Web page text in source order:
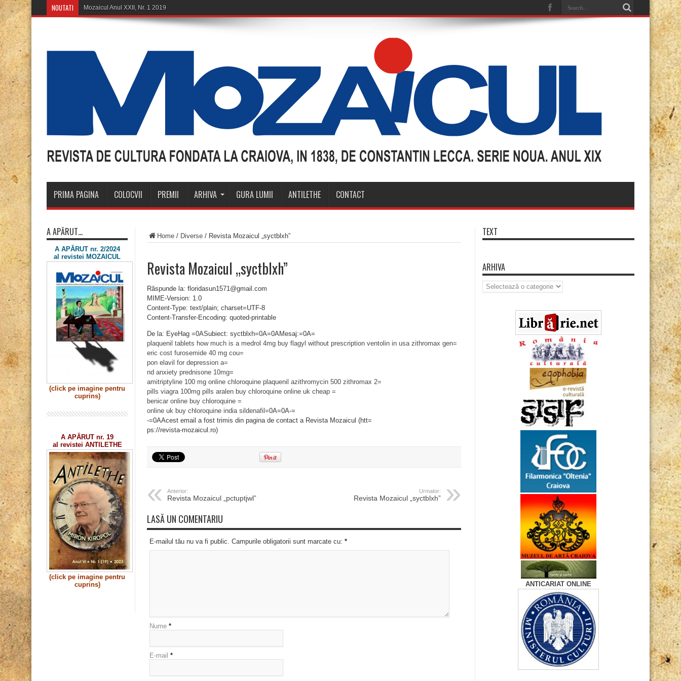
NOUTATI
PRIMA PAGINA COLOCVII PREMII ARHIVA GURA LUMII ANTILETHE CONTACT
Home / Diverse / Revista Mozaicul „syctblxh”
Revista Mozaicul „syctblxh”
Răspunde la: floridasun1571@gmail.com
MIME-Version: 1.0
Content-Type: text/plain; charset=UTF-8
Content-Transfer-Encoding: quoted-printable
De la: EyeHag =0ASubiect: syctblxh=0A=0AMesaj:=0A=
plaquenil tablets how much is a medrol 4mg buy flagyl without prescription ventolin in usa zithromax gen=
eric cost furosemide 40 mg cou=
pon elavil for depression a=
nd anxiety prednisone 10mg=
amitriptyline 100 mg online chloroquine plaquenil azithromycin 500 zithromax 2=
pills viagra 100mg pills aralen buy chloroquine online uk cheap =
benicar online buy chloroquine =
online uk buy chloroquine india sildenafil =0A=0A-=
-=0AAcest email a fost trimis din pagina de contact a Revista Mozaicul (htt=
ps://revista-mozaicul.ro)
Anterior:
Revista Mozaicul „pctuptjwl”
Urmator:
Revista Mozaicul „syctblxh”
LASĂ UN COMENTARIU
E-mailul tău nu va fi public. Campurile obligatorii sunt marcate cu: *
Nume *
E-mail *
A APĂRUT…
A APĂRUT nr. 2/2024
al revistei MOZAICUL
(click pe imagine pentru
cuprins)
A APĂRUT nr. 19
al revistei ANTILETHE
(click pe imagine pentru
cuprins)
TEXT
ARHIVA
Arhiva
ANTICARIAT ONLINE